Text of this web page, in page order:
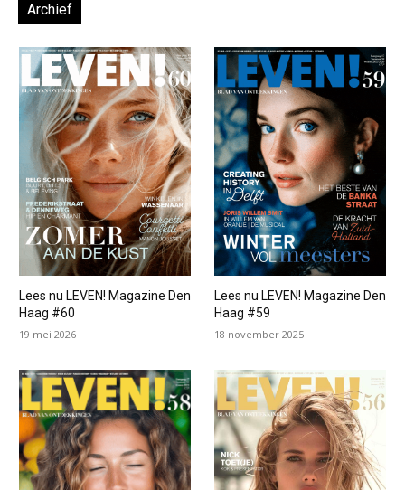
Archief
Lees nu LEVEN! Magazine Den
Haag #60
19 mei 2026
Lees nu LEVEN! Magazine Den
Haag #59
18 november 2025